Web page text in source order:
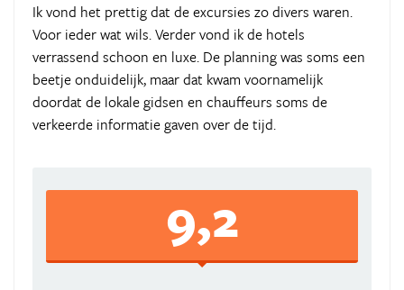
Ik vond het prettig dat de excursies zo divers waren.
Voor ieder wat wils. Verder vond ik de hotels
verrassend schoon en luxe. De planning was soms een
beetje onduidelijk, maar dat kwam voornamelijk
doordat de lokale gidsen en chauffeurs soms de
verkeerde informatie gaven over de tijd.
9,2